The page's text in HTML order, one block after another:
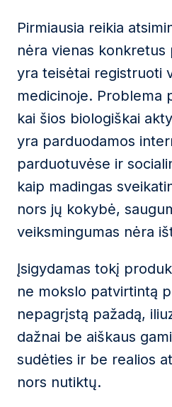
Pirmiausia reikia
nėra vienas konkretus
yra teisėtai registruoti
medicinoje. Problema
kai šios biologiškai
yra parduodamos
parduotuvėse ir
kaip madingas
nors jų kokybė,
veiksmingumas nėra
Įsigydamas tokį
ne mokslo patvirtintą
nepagrįstą pažadą,
dažnai be aiškaus
sudėties ir be realios
nors nutiktų.